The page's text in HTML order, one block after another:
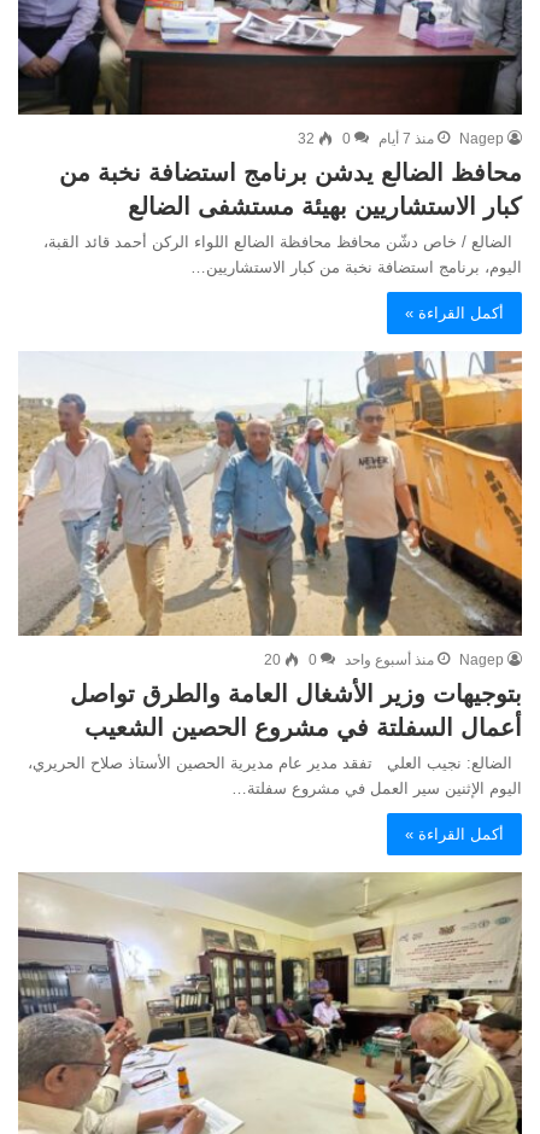
Nagep منذ 7 أيام 0
32
محافظ الضالع يدشن برنامج استضافة نخبة من
كبار الاستشاريين بهيئة مستشفى الضالع
الضالع / خاص دشّن محافظ محافظة الضالع اللواء الركن أحمد قائد القبة،
اليوم، برنامج استضافة نخبة من كبار الاستشاريين…
أكمل القراءة »
Nagep منذ أسبوع واحد 0
20
بتوجيهات وزير الأشغال العامة والطرق تواصل
أعمال السفلتة في مشروع الحصين الشعيب
الضالع: نجيب العلي تفقد مدير عام مديرية الحصين الأستاذ صلاح الحريري،
اليوم الإثنين سير العمل في مشروع سفلتة…
أكمل القراءة »